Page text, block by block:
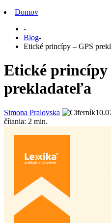
Domov
-
Blog-
Etické princípy – GPS
Etické princípy
prekladateľa
Simona Pralovska
čítania: 2 min.